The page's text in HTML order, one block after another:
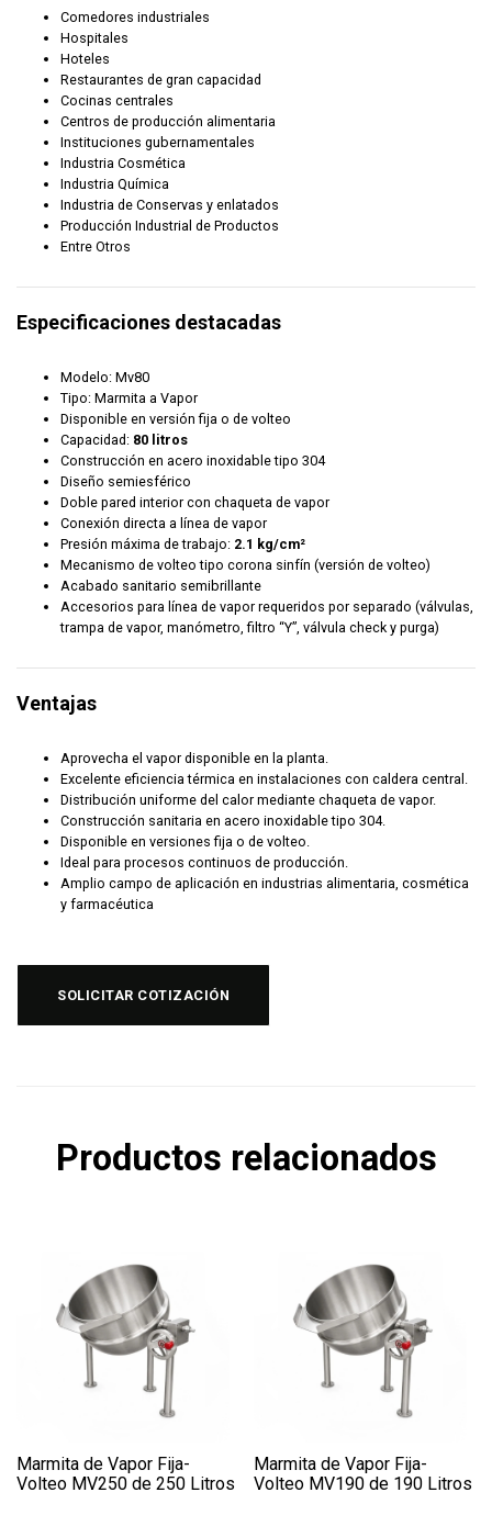
Comedores industriales
Hospitales
Hoteles
Restaurantes de gran capacidad
Cocinas centrales
Centros de producción alimentaria
Instituciones gubernamentales
Industria Cosmética
Industria Química
Industria de Conservas y enlatados
Producción Industrial de Productos
Entre Otros
Especificaciones destacadas
Modelo: Mv80
Tipo: Marmita a Vapor
Disponible en versión fija o de volteo
Capacidad: 80 litros
Construcción en acero inoxidable tipo 304
Diseño semiesférico
Doble pared interior con chaqueta de vapor
Conexión directa a línea de vapor
Presión máxima de trabajo: 2.1 kg/cm²
Mecanismo de volteo tipo corona sinfín (versión de volteo)
Acabado sanitario semibrillante
Accesorios para línea de vapor requeridos por separado (válvulas,
trampa de vapor, manómetro, filtro “Y”, válvula check y purga)
Ventajas
Aprovecha el vapor disponible en la planta.
Excelente eficiencia térmica en instalaciones con caldera central.
Distribución uniforme del calor mediante chaqueta de vapor.
Construcción sanitaria en acero inoxidable tipo 304.
Disponible en versiones fija o de volteo.
Ideal para procesos continuos de producción.
Amplio campo de aplicación en industrias alimentaria, cosmética
y farmacéutica
SOLICITAR COTIZACIÓN
Productos relacionados
Marmita de Vapor Fija-
Volteo MV250 de 250 Litros
Marmita de Vapor Fija-
Volteo MV190 de 190 Litros